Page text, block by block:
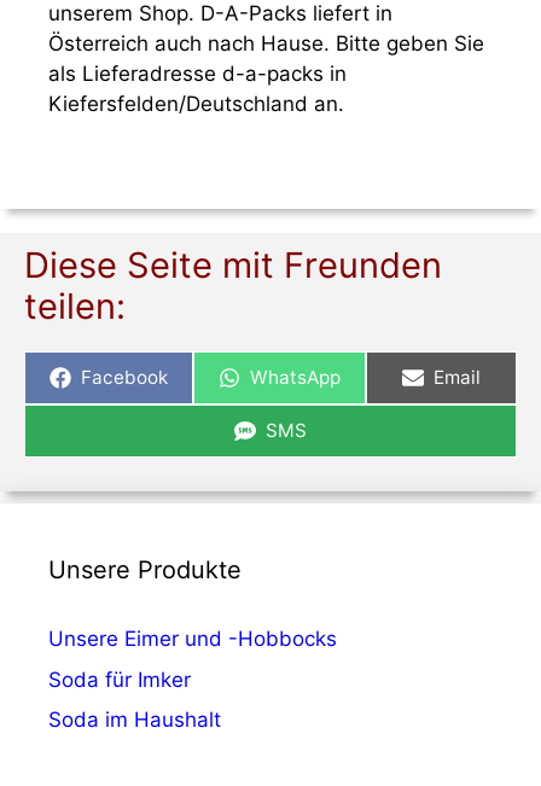
unserem Shop. D-A-Packs liefert in
Österreich auch nach Hause. Bitte geben Sie
als Lieferadresse d-a-packs in
Kiefersfelden/Deutschland an.
Diese Seite mit Freunden
teilen:
Share
on
Facebook
Share
on
WhatsApp
Share
on
Email
Share
on
SMS
Unsere Produkte
Unsere Eimer und -Hobbocks
Soda für Imker
Soda im Haushalt